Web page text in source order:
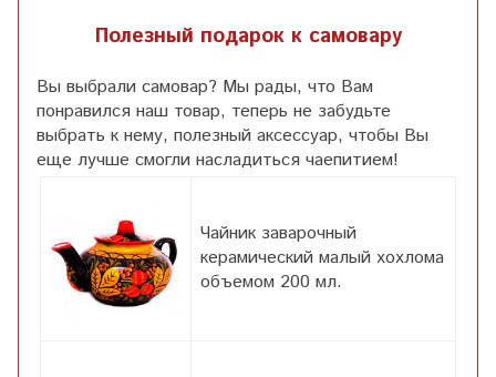
Полезный подарок к самовару
Вы выбрали самовар? Мы рады, что Вам
понравился наш товар, теперь не забудьте
выбрать к нему, полезный аксессуар, чтобы Вы
еще лучше смогли насладиться чаепитием!
Чайник заварочный
керамический малый хохлома
объемом 200 мл.